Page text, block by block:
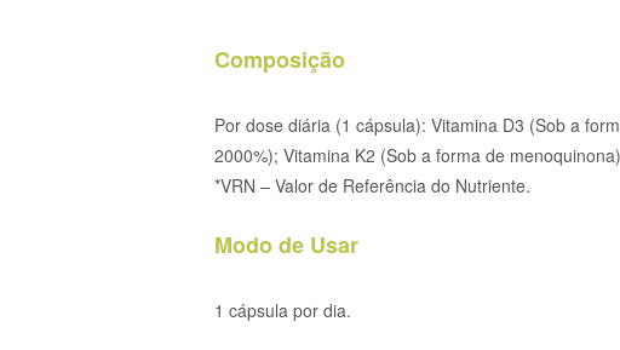
Composição
Por dose diária (1 cápsula): Vitamina D3 (Sob a
2000%); Vitamina K2 (Sob a forma de
*VRN – Valor de Referência do Nutriente.
Modo de Usar
1 cápsula por dia.